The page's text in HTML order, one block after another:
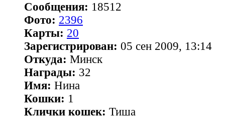
Сообщения: 18512
Фото: 2396
Карты: 20
Зарегистрирован: 05 сен 2009, 13:14
Откуда: Минск
Награды: 32
Имя: Нина
Кошки: 1
Клички кошек: Тиша